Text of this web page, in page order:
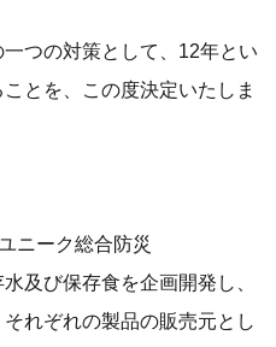
つの対策として、12年とい
とを、この度決定いたしま
ニーク総合防災
及び保存食を企画開発し、
れぞれの製品の販売元とし